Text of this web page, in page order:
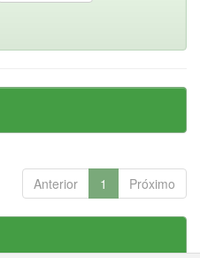
Anterior 1 Próximo